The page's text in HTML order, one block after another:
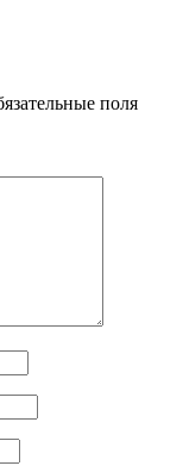
поля